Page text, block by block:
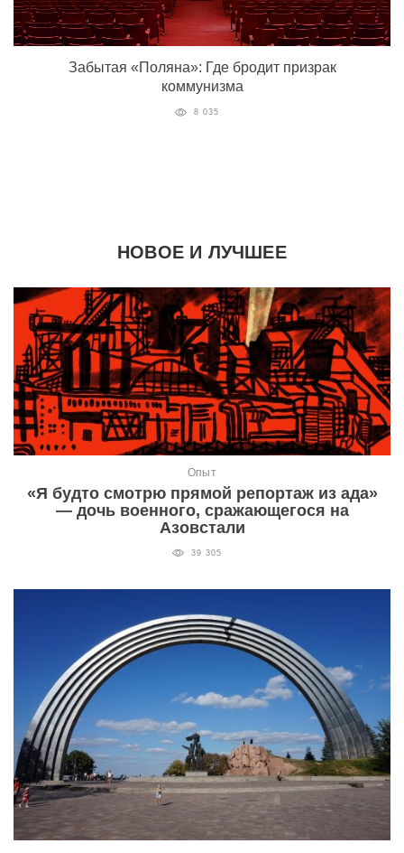
Забытая «‎Поляна»‎: Где бродит призрак
коммунизма
8 035
НОВОЕ И ЛУЧШЕЕ
Опыт
«Я будто смотрю прямой репортаж из ада»
— дочь военного, сражающегося на
Азовстали
39 305